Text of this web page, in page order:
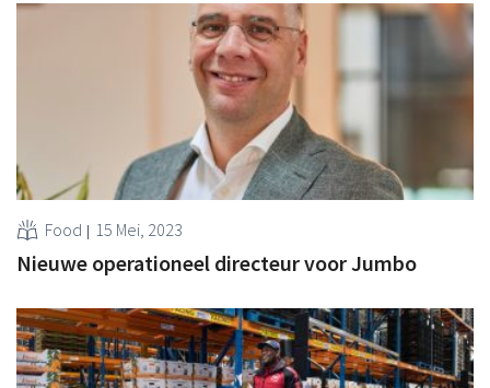
Food 15 Mei, 2023
Nieuwe operationeel directeur voor Jumbo